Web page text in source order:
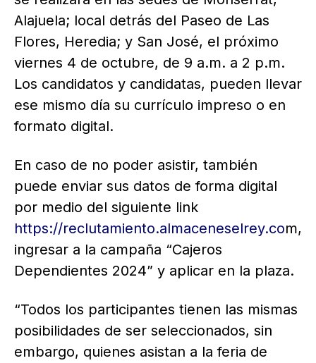
Alajuela; local detrás del Paseo de Las
Flores, Heredia; y San José, el próximo
viernes 4 de octubre, de 9 a.m. a 2 p.m.
Los candidatos y candidatas, pueden llevar
ese mismo día su currículo impreso o en
formato digital.
En caso de no poder asistir, también
puede enviar sus datos de forma digital
por medio del siguiente link
https://reclutamiento.almaceneselrey.com,
ingresar a la campaña “Cajeros
Dependientes 2024” y aplicar en la plaza.
“Todos los participantes tienen las mismas
posibilidades de ser seleccionados, sin
embargo, quienes asistan a la feria de